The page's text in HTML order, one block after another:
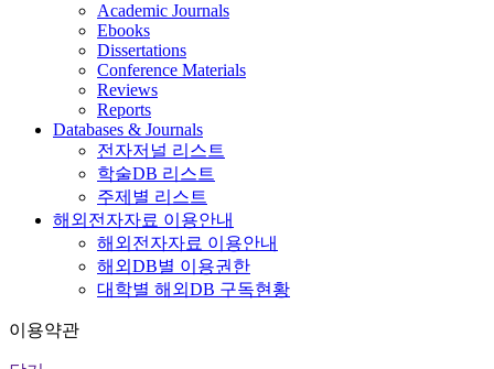
Academic Journals
Ebooks
Dissertations
Conference Materials
Reviews
Reports
Databases & Journals
전자저널 리스트
학술DB 리스트
주제별 리스트
해외전자자료 이용안내
해외전자자료 이용안내
해외DB별 이용권한
대학별 해외DB 구독현황
이용약관